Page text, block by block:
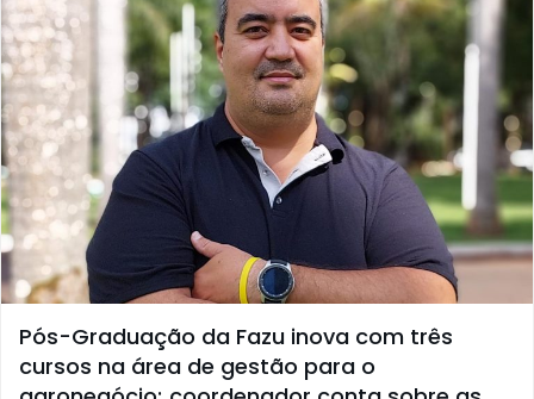
Pós-Graduação da Fazu inova com três
cursos na área de gestão para o